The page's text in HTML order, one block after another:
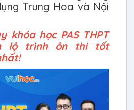
Trung Hoa và Nội
khóa học PAS THPT
lộ trình ôn thi tốt